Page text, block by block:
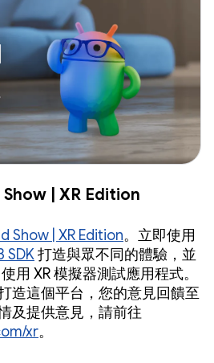
| XR Edition
Show | XR Edition。立即使用
SDK打造與眾不同的體驗，並
用 XR 模擬器測試應用程式。
造這個平台，您的意見回饋至
及提供意見，請前往
xr。